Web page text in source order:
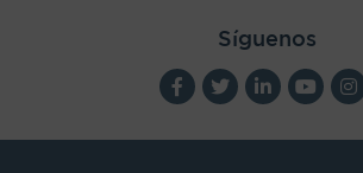
Síguenos